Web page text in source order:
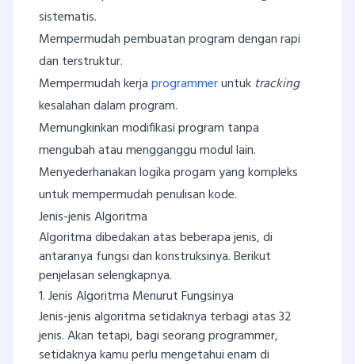
sistematis.
Mempermudah pembuatan program dengan rapi
dan terstruktur.
Mempermudah kerjaprogrammeruntuk tracking
kesalahan dalam program.
Memungkinkan modifikasi program tanpa
mengubah atau mengganggu modul lain.
Menyederhanakan logika progam yang kompleks
untuk mempermudah penulisan kode.
Jenis-jenis Algoritma
Algoritma dibedakan atas beberapa jenis, di
antaranya fungsi dan konstruksinya. Berikut
penjelasan selengkapnya.
1. Jenis Algoritma Menurut Fungsinya
Jenis-jenis algoritma setidaknya terbagi atas 32
jenis. Akan tetapi, bagi seorang programmer,
setidaknya kamu perlu mengetahui enam di